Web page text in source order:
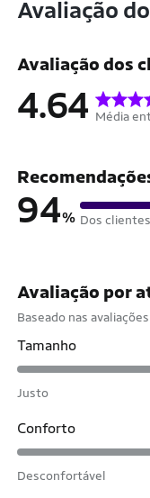
Avaliação
Avaliação dos
4.64 Média
94% Dos
Avaliação por
Baseado nas
Tamanho
Justo
Conforto
Desconfortável